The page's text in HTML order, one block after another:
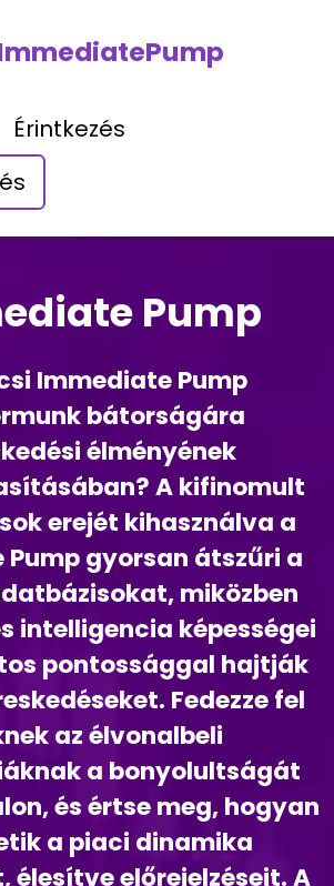
Érintkezés
Pump
Immediate Pump
bátorságára
élményének
A kifinomult
erejét kihasználva a
gyorsan átszűri a
miközben
intelligencia képességei
pontossággal hajtják
Fedezze fel
az élvonalbeli
a bonyolultságát
és értse meg, hogyan
a piaci dinamika
élesítve előrejelzéseit. A